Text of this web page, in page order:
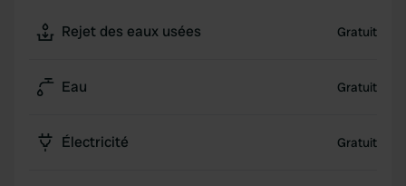
Rejet des eaux usées Gratuit
Eau Gratuit
Électricité Gratuit